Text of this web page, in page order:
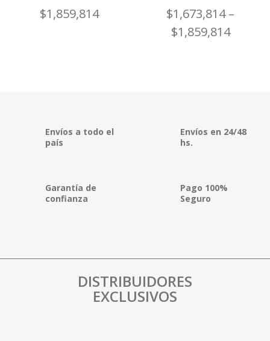
$1,859,814
$1,673,814–
$1,859,814
Envíos a todo el
país
Envíos en 24/48
hs.
Garantía de
confianza
Pago 100%
Seguro
DISTRIBUIDORES
EXCLUSIVOS